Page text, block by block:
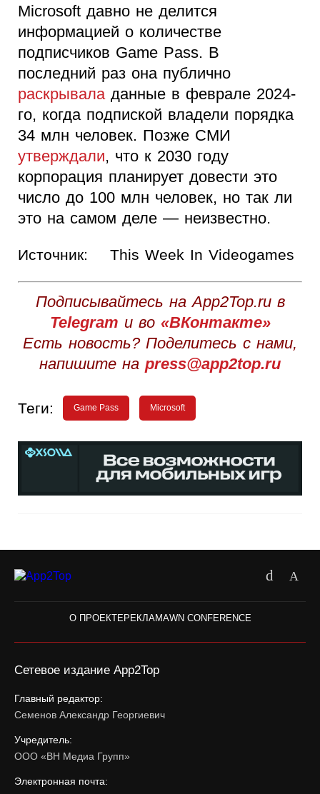
Microsoft давно не делится
информацией о количестве
подписчиков Game Pass. В
последний раз она публично
раскрываладанные в феврале 2024-
го, когда подпиской владели порядка
34 млн человек. Позже СМИ
утверждали, что к 2030 году
корпорация планирует довести это
число до 100 млн человек, но так ли
это на самом деле — неизвестно.
Источник: This Week In Videogames
Подписывайтесь на App2Top.ru в
Telegram и во «ВКонтакте»
Есть новость? Поделитесь с нами,
напишите на press@app2top.ru
Теги: Game Pass Microsoft
О ПРОЕКТЕРЕКЛАМАWN CONFERENCE
Сетевое издание App2Top
Главный редактор:
Семенов Александр Георгиевич
Учредитель:
ООО «ВН Медиа Групп»
Электронная почта: